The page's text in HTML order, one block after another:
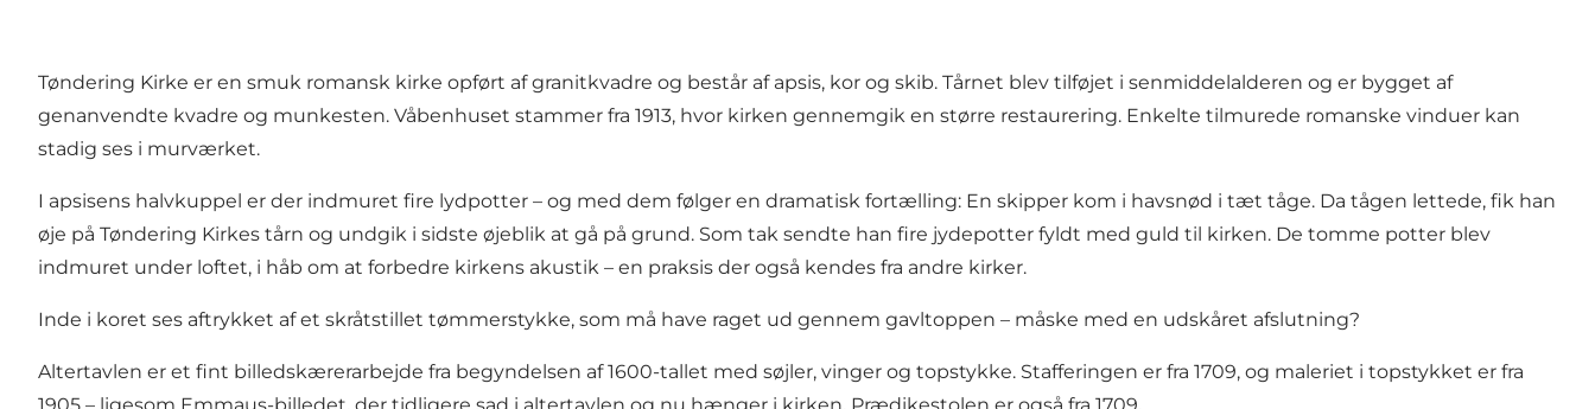
Tøndering Kirke er en smuk romansk kirke opført af granitkvadre og består af apsis, kor og skib. Tårnet blev tilføjet i senmiddelalderen og er bygget af
genanvendte kvadre og munkesten. Våbenhuset stammer fra 1913, hvor kirken gennemgik en større restaurering. Enkelte tilmurede romanske vinduer kan
stadig ses i murværket.
I apsisens halvkuppel er der indmuret fire lydpotter – og med dem følger en dramatisk fortælling: En skipper kom i havsnød i tæt tåge. Da tågen lettede, fik han
øje på Tøndering Kirkes tårn og undgik i sidste øjeblik at gå på grund. Som tak sendte han fire jydepotter fyldt med guld til kirken. De tomme potter blev
indmuret under loftet, i håb om at forbedre kirkens akustik – en praksis der også kendes fra andre kirker.
Inde i koret ses aftrykket af et skråtstillet tømmerstykke, som må have raget ud gennem gavltoppen – måske med en udskåret afslutning?
Altertavlen er et fint billedskærerarbejde fra begyndelsen af 1600-tallet med søjler, vinger og topstykke. Stafferingen er fra 1709, og maleriet i topstykket er fra